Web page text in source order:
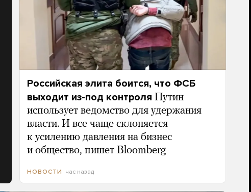
Российская элита боится, что ФСБ
выходит из-под контроля Путин
использует ведомство для удержания
власти. И все чаще склоняется
к усилению давления на бизнес
и общество, пишет Bloomberg
НОВОСТИ час назад